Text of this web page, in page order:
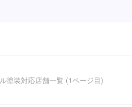
塗装対応店舗一覧 (1ページ目)